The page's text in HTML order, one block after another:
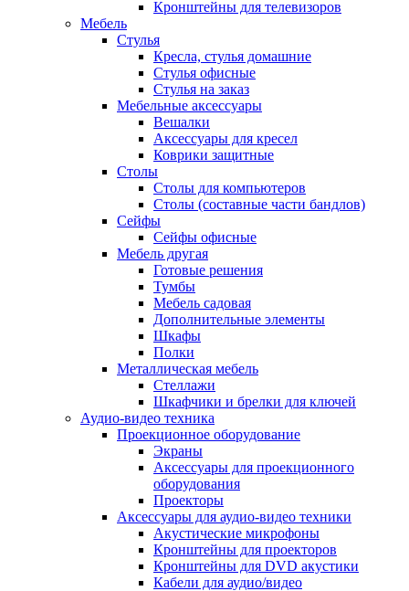
Кронштейны для телевизоров
Мебель
Стулья
Кресла, стулья домашние
Стулья офисные
Стулья на заказ
Мебельные аксессуары
Вешалки
Аксессуары для кресел
Коврики защитные
Столы
Столы для компьютеров
Столы (составные части бандлов)
Сейфы
Сейфы офисные
Мебель другая
Готовые решения
Тумбы
Мебель садовая
Дополнительные элементы
Шкафы
Полки
Металлическая мебель
Стеллажи
Шкафчики и брелки для ключей
Аудио-видео техника
Проекционное оборудование
Экраны
Аксессуары для проекционного
оборудования
Проекторы
Аксессуары для аудио-видео техники
Акустические микрофоны
Кронштейны для проекторов
Кронштейны для DVD акустики
Кабели для аудио/видео